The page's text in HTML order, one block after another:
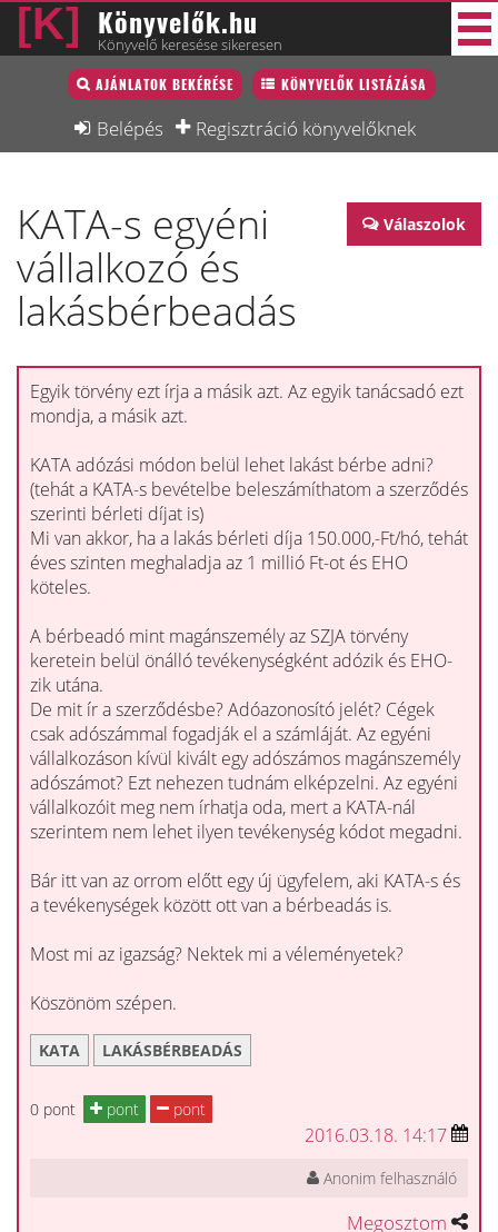
Könyvelők.hu
Könyvelő keresése sikeresen
AJÁNLATOK BEKÉRÉSE KÖNYVELŐK LISTÁZÁSA
Belépés Regisztráció könyvelőknek
Könyvelő lista
Könyvelési munkák
Interjú
Blog
Állás
Válaszolok
KATA-s egyéni
vállalkozó és
lakásbérbeadás
Egyik törvény ezt írja a másik azt. Az egyik tanácsadó ezt
mondja, a másik azt.
KATA adózási módon belül lehet lakást bérbe adni?
(tehát a KATA-s bevételbe beleszámíthatom a szerződés
szerinti bérleti díjat is)
Mi van akkor, ha a lakás bérleti díja 150.000,-Ft/hó, tehát
éves szinten meghaladja az 1 millió Ft-ot és EHO
köteles.
A bérbeadó mint magánszemély az SZJA törvény
keretein belül önálló tevékenységként adózik és EHO-
zik utána.
De mit ír a szerződésbe? Adóazonosító jelét? Cégek
csak adószámmal fogadják el a számláját. Az egyéni
vállalkozáson kívül kivált egy adószámos magánszemély
adószámot? Ezt nehezen tudnám elképzelni. Az egyéni
vállalkozóit meg nem írhatja oda, mert a KATA-nál
szerintem nem lehet ilyen tevékenység kódot megadni.
Bár itt van az orrom előtt egy új ügyfelem, aki KATA-s és
a tevékenységek között ott van a bérbeadás is.
Most mi az igazság? Nektek mi a véleményetek?
Köszönöm szépen.
KATA LAKÁSBÉRBEADÁS
0 pont pont pont
2016.03.18. 14:17
Anonim felhasználó
Megosztom